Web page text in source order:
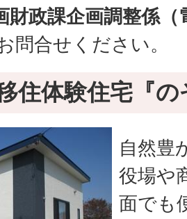
財政課企画調整係（
問合せください。
住体験住宅『の
自然豊
役場や
面でも